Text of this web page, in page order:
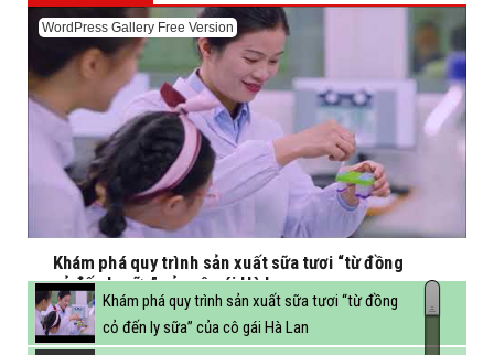
WordPress Gallery Free Version
Khám phá quy trình sản xuất sữa tươi “từ đồng
cỏ đến ly sữa” của cô gái Hà Lan
Khám phá quy trình sản xuất sữa tươi “từ đồng
cỏ đến ly sữa” của cô gái Hà Lan